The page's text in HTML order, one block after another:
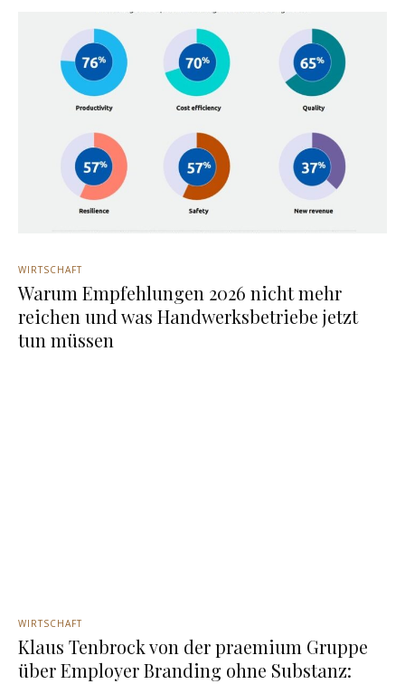
WIRTSCHAFT
Warum Empfehlungen 2026 nicht mehr
reichen und was Handwerksbetriebe jetzt
tun müssen
WIRTSCHAFT
Klaus Tenbrock von der praemium Gruppe
über Employer Branding ohne Substanz: